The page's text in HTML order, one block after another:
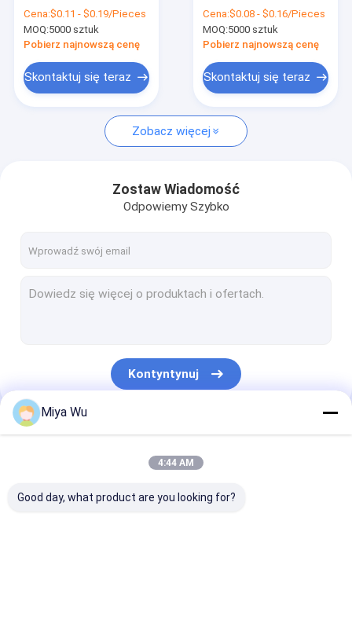
Poproś o wycenę
Plastikowe butelki do pakowania
Plastikowa butelka z pianki
Plastikowa butelka na balsam
Butelki z zakraplaczem do surowicy
Butelki z płynnym podkładem
Butelki szklane na balsam
szklane butelki z
rozpylaczem
Cena:$0.11 - $0.19/Pieces
MOQ:5000 sztuk
Pobierz najnowszą cenę
Skontaktuj się teraz
zakraplaczem w
kolorze niebieskim
Cena:$0.08 - $0.16/Pieces
MOQ:5000 sztuk
Pobierz najnowszą cenę
Skontaktuj się teraz
Zobacz więcej
Zostaw Wiadomość
Odpowiemy Szybko
Kontyntynuj
Nasze Kategorie
Miya Wu
4:44 AM
Good day, what product are you looking for?